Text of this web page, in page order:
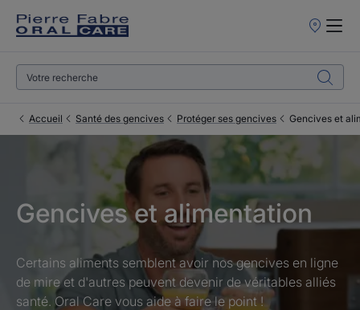
Points
Accueil Santé des gencives Protéger ses gencives Gencives et
Gencives et alimentation
Certains aliments semblent avoir nos gencives en ligne
de mire et d'autres peuvent devenir de véritables alliés
santé. Oral Care vous aide à faire le point !